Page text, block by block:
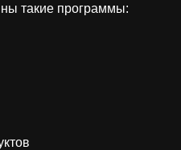
такие программы: